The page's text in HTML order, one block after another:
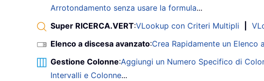
Arrotondamento senza usare la formula...
Super RICERCA.VERT:VLookup con Criteri Multipli
Elenco a discesa avanzato:Crea Rapidamente un Elenco
Gestione Colonne:Aggiungi un Numero Specifico di
Intervalli e Colonne...